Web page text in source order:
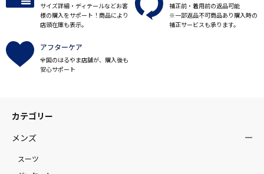
サイズ詳細・ディテールなどお客
様の購入をサポート！商品により
店頭在庫も表示。
補正前・着用前の返品可能
※一部返品不可商品あり購入時の
補正サービスも承ります。
アフターケア
全国のはるやま店舗が、購入後も
安心サポート
カテゴリー
メンズ
スーツ